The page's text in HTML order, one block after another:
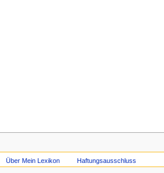
Über Mein Lexikon Haftungsausschluss